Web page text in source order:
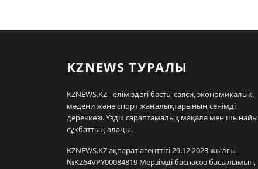
KZNEWS ТУРАЛЫ
KZNEWS.KZ - еліміздегі басты саяси, экономикалық,
мәдени және спорт жаңалықтарының сенімді
дереккөзі. Үздік сараптамалық мақала мен шынайы
сұқбаттың алаңы.
KZNEWS.KZ ақпарат агенттігі 29.12.2023 жылғы
№KZ64VPY00084819 Мерзімді баспасөз басылымын,